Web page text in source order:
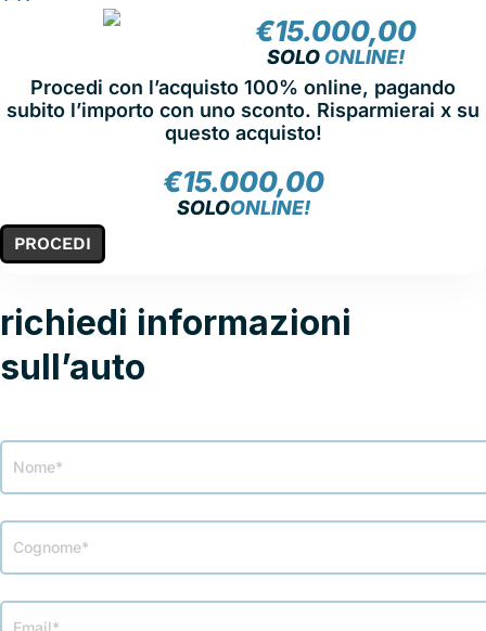
€15.000,00
SOLO ONLINE!
Procedi con l’acquisto 100% online, pagando
subito l’importo con uno sconto. Risparmierai x su
questo acquisto!
PROCEDI
€15.000,00
SOLOONLINE!
richiedi informazioni
sull’auto
richiesta
info
veicolo